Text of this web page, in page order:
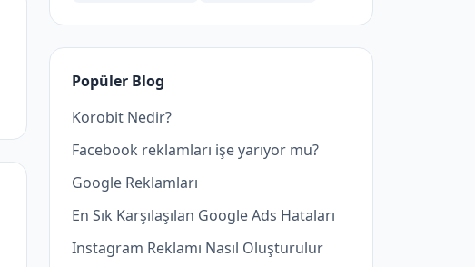
Popüler Blog
Korobit Nedir?
Facebook reklamları işe yarıyor mu?
Google Reklamları
En Sık Karşılaşılan Google Ads Hataları
Instagram Reklamı Nasıl Oluşturulur